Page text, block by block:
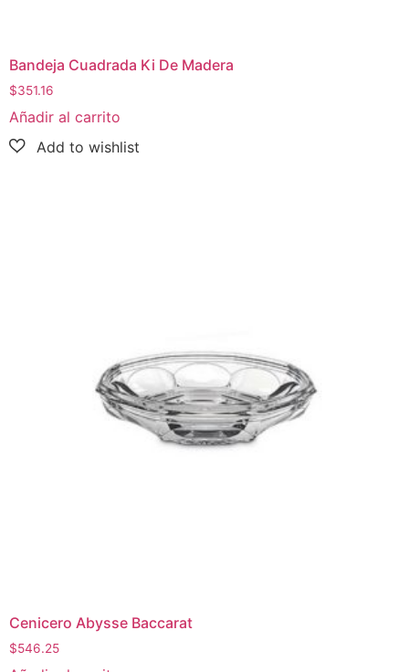
Bandeja Cuadrada Ki De Madera
$351.16
Añadir al carrito
Cenicero Abysse Baccarat
$546.25